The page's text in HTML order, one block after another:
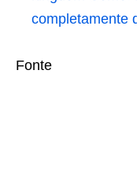
completamente
Fonte